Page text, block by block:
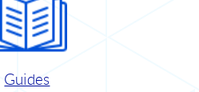
Guides